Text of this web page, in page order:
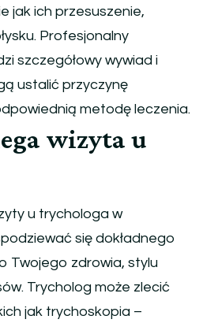
jak ich przesuszenie,
Profesjonalny
szczegółowy wywiad i
ustalić przyczynę
metodę leczenia.
wizyta u
u trychologa w
się dokładnego
Twojego zdrowia, stylu
Trycholog może zlecić
jak trychoskopia –